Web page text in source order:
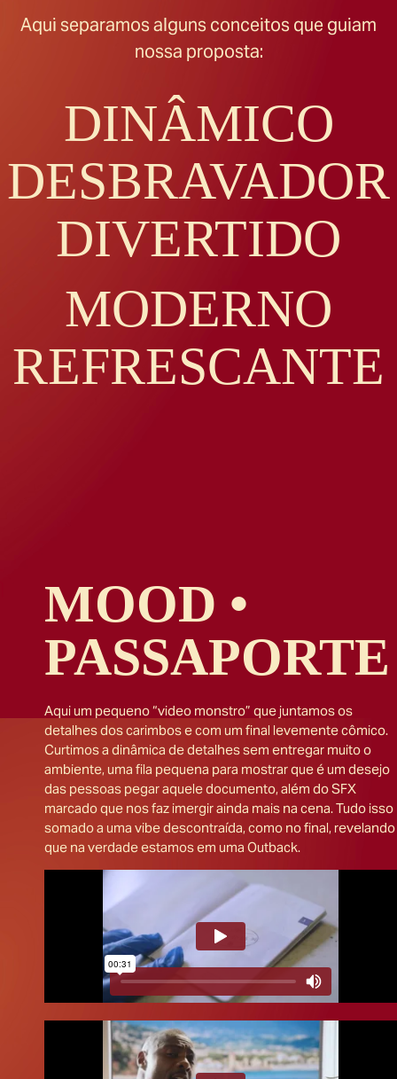
Aqui separamos alguns conceitos que guiam
nossa proposta:
DINÂMICO
DESBRAVADOR
DIVERTIDO
MODERNO
REFRESCANTE
MOOD •
PASSAPORTE
Aqui um pequeno “video monstro” que juntamos os
detalhes dos carimbos e com um final levemente cômico.
Curtimos a dinâmica de detalhes sem entregar muito o
ambiente, uma fila pequena para mostrar que é um desejo
das pessoas pegar aquele documento, além do SFX
marcado que nos faz imergir ainda mais na cena. Tudo isso
somado a uma vibe descontraída, como no final, revelando
que na verdade estamos em uma Outback.